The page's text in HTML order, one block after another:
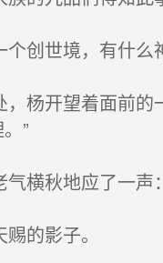
世境，有什么神
望着面前的一
”
秋地应了一声：
的影子。